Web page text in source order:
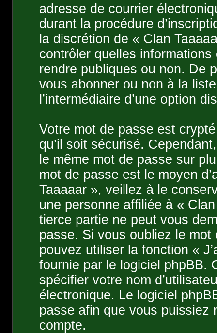
adresse de courrier
durant la procédure
la discrétion de « Clan
contrôler quelles
rendre publiques ou non. De
vous abonner ou non à la
l’intermédiaire d’une option
Votre mot de passe est
qu’il soit sécurisé.
le même mot de passe sur
mot de passe est le moyen
Taaaaar », veillez à le
une personne affiliée à «
tierce partie ne peut vous
passe. Si vous oubliez le
pouvez utiliser la fonction «
fournie par le logiciel phpBB.
spécifier votre nom
électronique. Le logiciel
passe afin que vous puissiez
compte.